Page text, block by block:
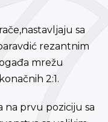
sa
rezantnim
mrežu
2:1.
na prvu poziciju sa